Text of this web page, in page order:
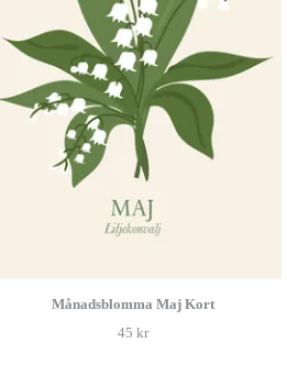
Månadsblomma Maj Kort
45 kr